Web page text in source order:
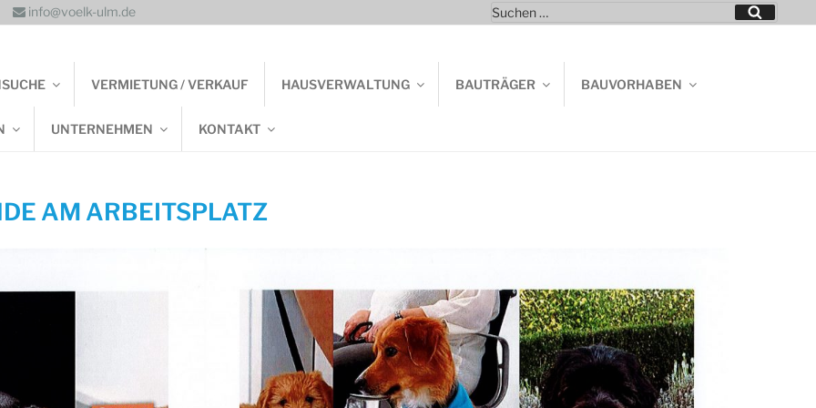
info@voelk-ulm.de
Suchen
nach:
Suchen
VERMIETUNG / VERKAUF HAUSVERWALTUNG BAUTRÄGER BAUVORHABEN
UNTERNEHMEN KONTAKT
AM ARBEITSPLATZ